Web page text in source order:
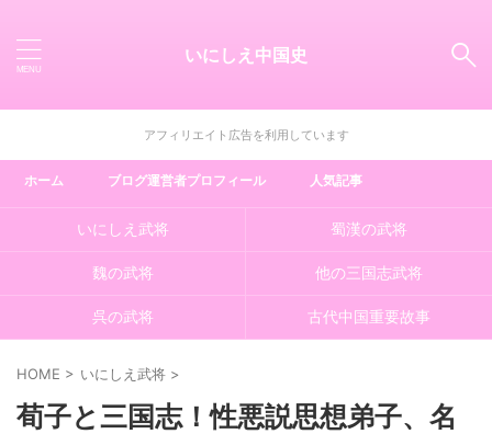
いにしえ中国史
アフィリエイト広告を利用しています
ホーム ブログ運営者プロフィール 人気記事
いにしえ武将 蜀漢の武将
魏の武将 他の三国志武将
呉の武将 古代中国重要故事
HOME > いにしえ武将 >
荀子と三国志！性悪説思想弟子、名